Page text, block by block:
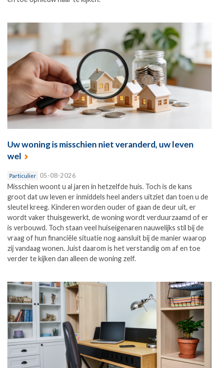
Uw woning is misschien niet veranderd, uw leven
wel
Particulier 05-08-2026
Misschien woont u al jaren in hetzelfde huis. Toch is de kans
groot dat uw leven er inmiddels heel anders uitziet dan toen u de
sleutel kreeg. Kinderen worden ouder of gaan de deur uit, er
wordt vaker thuisgewerkt, de woning wordt verduurzaamd of er
is verbouwd. Toch staan veel huiseigenaren nauwelijks stil bij de
vraag of hun financiële situatie nog aansluit bij de manier waarop
zij vandaag wonen. Juist daarom is het verstandig om af en toe
verder te kijken dan alleen de woning zelf.